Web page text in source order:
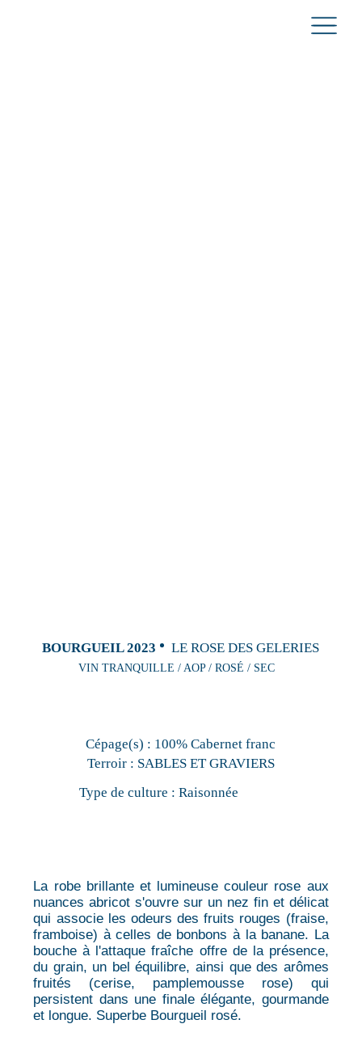
BOURGUEIL 2023 LE ROSE DES GELERIES
VIN TRANQUILLE / AOP / ROSÉ / SEC
Cépage(s) : 100% Cabernet franc
Terroir : SABLES ET GRAVIERS
Type de culture : Raisonnée
La robe brillante et lumineuse couleur rose aux
nuances abricot s'ouvre sur un nez fin et délicat
qui associe les odeurs des fruits rouges (fraise,
framboise) à celles de bonbons à la banane. La
bouche à l'attaque fraîche offre de la présence,
du grain, un bel équilibre, ainsi que des arômes
fruités (cerise, pamplemousse rose) qui
persistent dans une finale élégante, gourmande
et longue. Superbe Bourgueil rosé.